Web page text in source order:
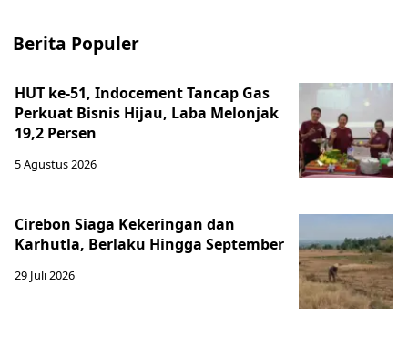
Berita Populer
HUT ke-51, Indocement Tancap Gas
Perkuat Bisnis Hijau, Laba Melonjak
19,2 Persen
5 Agustus 2026
Cirebon Siaga Kekeringan dan
Karhutla, Berlaku Hingga September
29 Juli 2026